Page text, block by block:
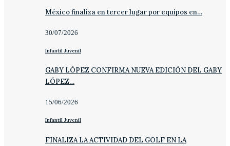
México finaliza en tercer lugar por equipos en…
30/07/2026
Infantil Juvenil
GABY LÓPEZ CONFIRMA NUEVA EDICIÓN DEL GABY
LÓPEZ…
15/06/2026
Infantil Juvenil
FINALIZA LA ACTIVIDAD DEL GOLF EN LA